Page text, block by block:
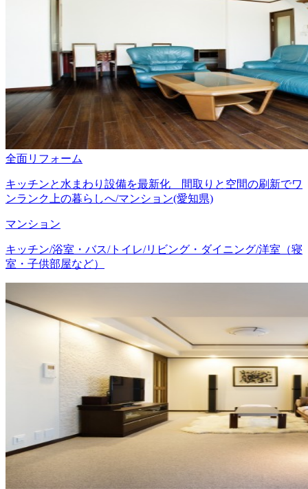
全面リフォーム
キッチンと水まわり設備を最新化 間取りと空間の刷新でワ
ンランク上の暮らしへ/マンション(愛知県)
マンション
キッチン/浴室・バス/トイレ/リビング・ダイニング/洋室（寝
室・子供部屋など）